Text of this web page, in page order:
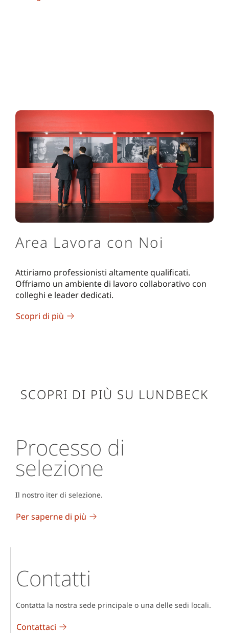
Area Lavora con Noi
Attiriamo professionisti altamente qualificati.
Offriamo un ambiente di lavoro collaborativo con
colleghi e leader dedicati.
Scopri di più
SCOPRI DI PIÙ SU LUNDBECK
Processo di
selezione
Il nostro iter di selezione.
Per saperne di più
Contatti
Contatta la nostra sede principale o una delle sedi locali.
Contattaci